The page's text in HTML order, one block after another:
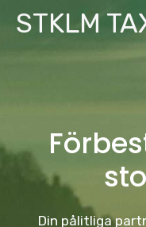
SkipSTKLM
Din pålitliga